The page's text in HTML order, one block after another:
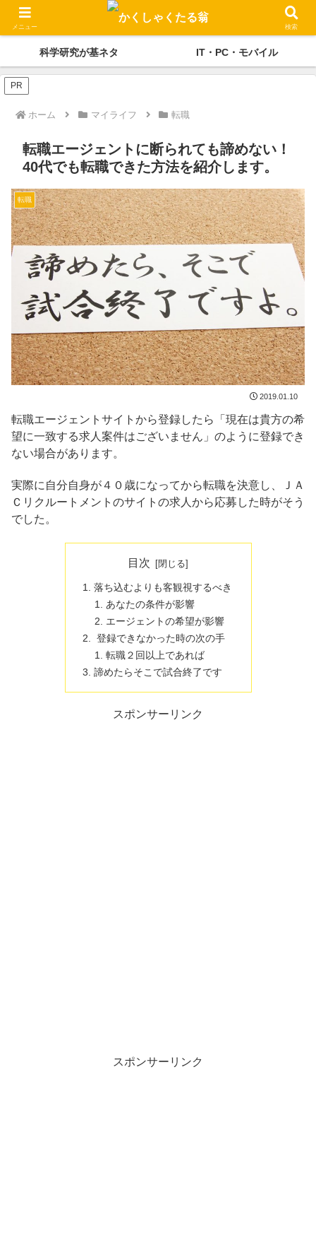
かくしゃくの独り言 メディケーション
科学研究が基ネタ IT・PC・モバイル
PR
ホーム マイライフ 転職
転職エージェントに断られても諦めない！
40代でも転職できた方法を紹介します。
転職
2019.01.10
転職エージェントサイトから登録したら「現在は貴方の希
望に一致する求人案件はございません」のように登録でき
ない場合があります。
実際に自分自身が４０歳になってから転職を決意し、ＪＡ
Ｃリクルートメントのサイトの求人から応募した時がそう
でした。
目次
落ち込むよりも客観視するべき
あなたの条件が影響
エージェントの希望が影響
登録できなかった時の次の手
転職２回以上であれば
諦めたらそこで試合終了です
スポンサーリンク
スポンサーリンク
メニュー 検索